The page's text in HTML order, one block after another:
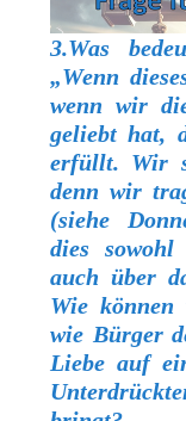
3.Was
„Wenn
wenn wir
geliebt hat,
erfüllt. Wir
denn wir
(siehe
dies
auch über
Wie
wie Bürger
Liebe auf